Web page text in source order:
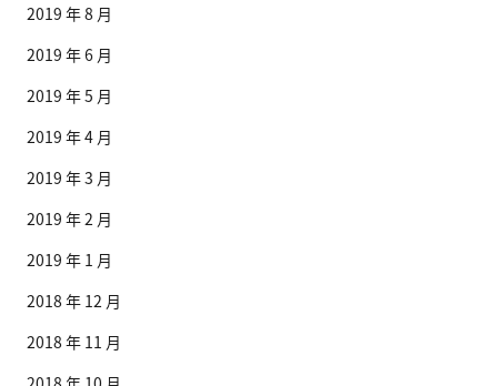
2019 年 8 月
2019 年 6 月
2019 年 5 月
2019 年 4 月
2019 年 3 月
2019 年 2 月
2019 年 1 月
2018 年 12 月
2018 年 11 月